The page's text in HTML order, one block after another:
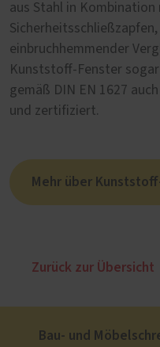
aus Stahl in Kombination
einbruchhemmender
Kunststoff-Fenster
gemäß DIN EN 1627
und zertifiziert.
Mehr über
Zurück zur Übersicht
Bau- und